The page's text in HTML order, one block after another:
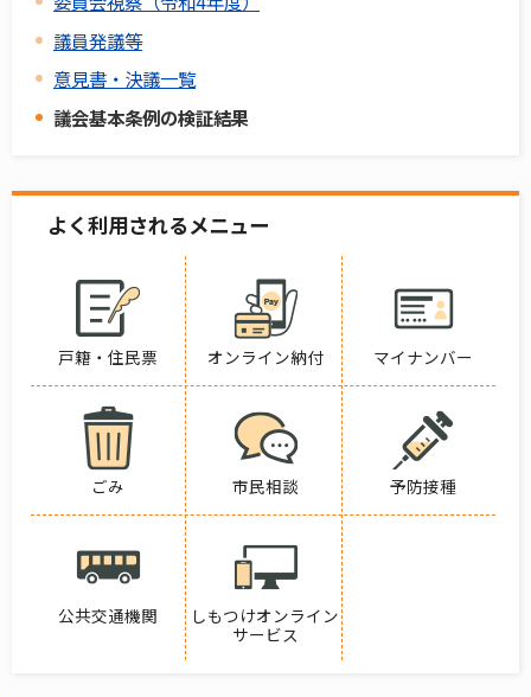
議員発議等
意見書・決議一覧
議会基本条例の検証結果
よく利用されるメニュー
戸籍・住民票 オンライン納付 マイナンバー
ごみ 市民相談 予防接種
公共交通機関
しもつけオンライン
サービス